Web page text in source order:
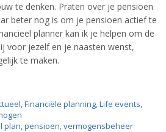
te denken. Praten over je pensioen
beter nog is om je pensioen actief te
planner kan ik je helpen om de
voor jezelf en je naasten wenst,
te maken.
,Financiële planning,Life events,
plan,pensioen,vermogensbeheer